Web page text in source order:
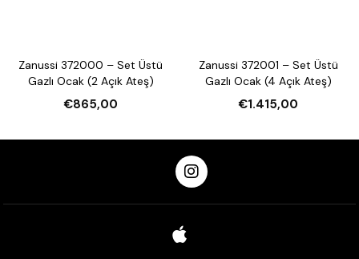
Zanussi 372000 – Set Üstü
Gazlı Ocak (2 Açık Ateş)
€865,00
Zanussi 372001 – Set Üstü
Gazlı Ocak (4 Açık Ateş)
€1.415,00